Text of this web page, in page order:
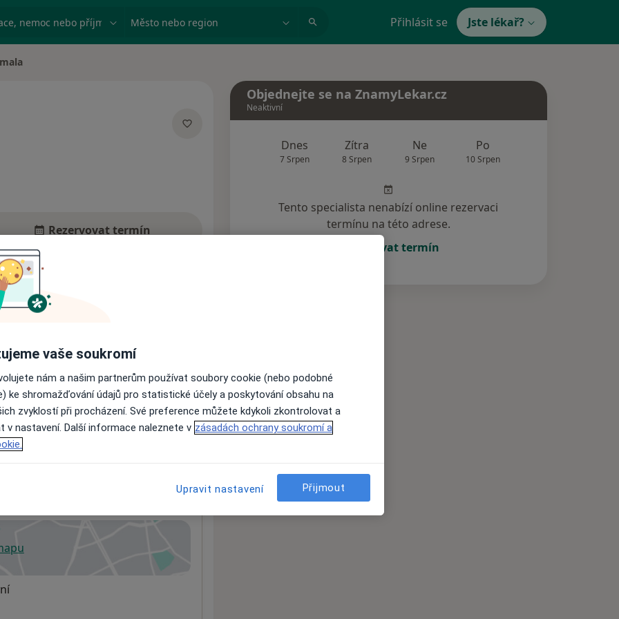
nemoc nebo příjmení Město nebo region Přihlásit se Jste lékař?
Rezervovat termín
nejsou k dispozici
informace o svých službách.
v nové záložce
Objednejte se na ZnamyLekar.cz
Neaktivní
Dnes
7 Srpen
Zítra
8 Srpen
Ne
9 Srpen
Po
10 Srpen
Tento specialista nenabízí online rezervaci
termínu na této adrese.
Rezervovat termín
vaše soukromí
nám a našim partnerům používat soubory cookie (nebo podobné
ke shromažďování údajů pro statistické účely a poskytování obsahu na
zvyklostí při procházení. Své preference můžete kdykoli zkontrolovat a
v nastavení. Další informace naleznete v zásadách ochrany soukromí a
Upravit nastavení Přijmout